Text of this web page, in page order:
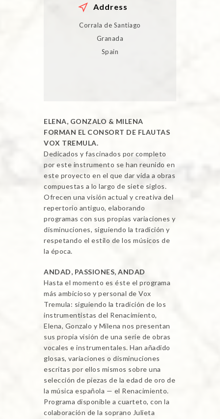
Address
Corrala de Santiago
Granada
Spain
ELENA, GONZALO & MILENA
FORMAN EL CONSORT DE FLAUTAS
VOX TREMULA.
Dedicados y fascinados por completo
por este instrumento se han reunido en
este proyecto en el que dar vida a obras
compuestas a lo largo de siete siglos.
Ofrecen una visión actual y creativa del
repertorio antiguo, elaborando
programas con sus propias variaciones y
disminuciones, siguiendo la tradición y
respetando el estilo de los músicos de
la época.
ANDAD, PASSIONES, ANDAD
Hasta el momento es éste el programa
más ambicioso y personal de Vox
Tremula: siguiendo la tradición de los
instrumentistas del Renacimiento,
Elena, Gonzalo y Milena nos presentan
sus propia visión de una serie de obras
vocales e instrumentales. Han añadido
glosas, variaciones o disminuciones
escritas por ellos mismos sobre una
selección de piezas de la edad de oro de
la música española — el Renacimiento.
Programa disponible a cuarteto, con la
colaboración de la soprano Julieta